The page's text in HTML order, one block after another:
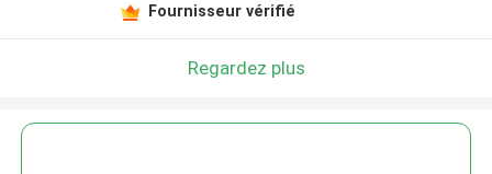
Fournisseur vérifié
Regardez plus